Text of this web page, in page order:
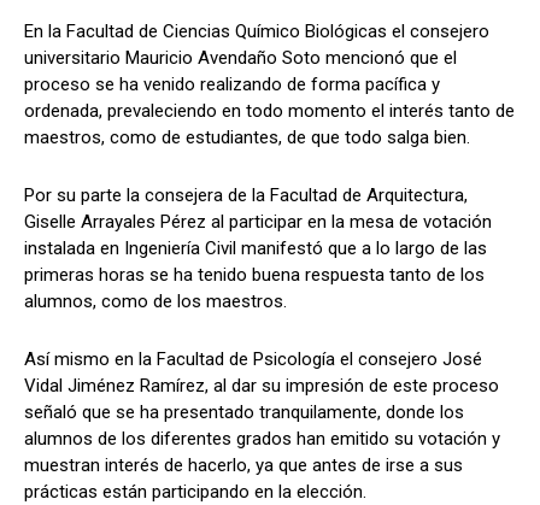
En la Facultad de Ciencias Químico Biológicas el consejero
universitario Mauricio Avendaño Soto mencionó que el
proceso se ha venido realizando de forma pacífica y
ordenada, prevaleciendo en todo momento el interés tanto de
maestros, como de estudiantes, de que todo salga bien.
Por su parte la consejera de la Facultad de Arquitectura,
Giselle Arrayales Pérez al participar en la mesa de votación
instalada en Ingeniería Civil manifestó que a lo largo de las
primeras horas se ha tenido buena respuesta tanto de los
alumnos, como de los maestros.
Así mismo en la Facultad de Psicología el consejero José
Vidal Jiménez Ramírez, al dar su impresión de este proceso
señaló que se ha presentado tranquilamente, donde los
alumnos de los diferentes grados han emitido su votación y
muestran interés de hacerlo, ya que antes de irse a sus
prácticas están participando en la elección.